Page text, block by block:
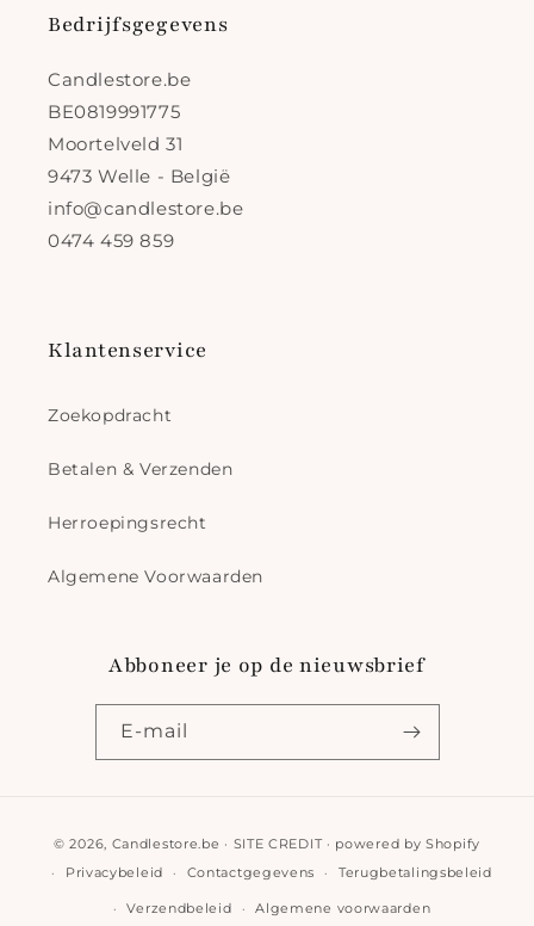
Bedrijfsgegevens
Candlestore.be
BE0819991775
Moortelveld 31
9473 Welle - België
info@candlestore.be
0474 459 859
Klantenservice
Zoekopdracht
Betalen & Verzenden
Herroepingsrecht
Algemene Voorwaarden
Abboneer je op de nieuwsbrief
E‑mail
© 2026, Candlestore.be · SITE CREDIT · powered byShopify
Privacybeleid
Contactgegevens Terugbetalingsbeleid
Verzendbeleid Algemene voorwaarden